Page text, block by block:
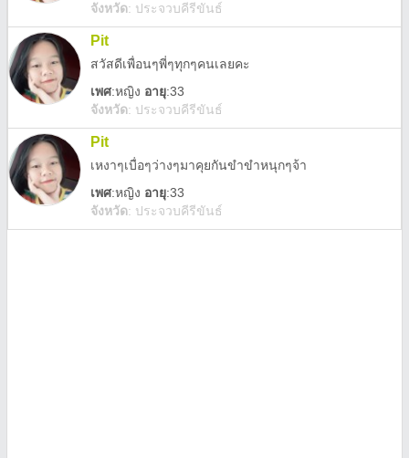
จังหวัด: ประจวบคีรีขันธ์
Pit
สวัสดีเพื่อนๆพี่ๆทุกๆคนเลยคะ
เพศ:หญิง อายุ:33
จังหวัด: ประจวบคีรีขันธ์
Pit
เหงาๆเบื่อๆว่างๆมาคุยกันขำขำหนุกๆจ้า
เพศ:หญิง อายุ:33
จังหวัด: ประจวบคีรีขันธ์